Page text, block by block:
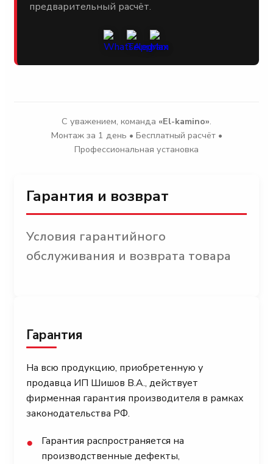
предварительный расчёт.
С уважением, команда «El-kamino».
Монтаж за 1 день • Бесплатный расчёт •
Профессиональная установка
Гарантия и возврат
Условия гарантийного
обслуживания и возврата товара
Гарантия
На всю продукцию, приобретенную у
продавца ИП Шишов В.А., действует
фирменная гарантия производителя в рамках
законодательства РФ.
●
Гарантия распространяется на
производственные дефекты,